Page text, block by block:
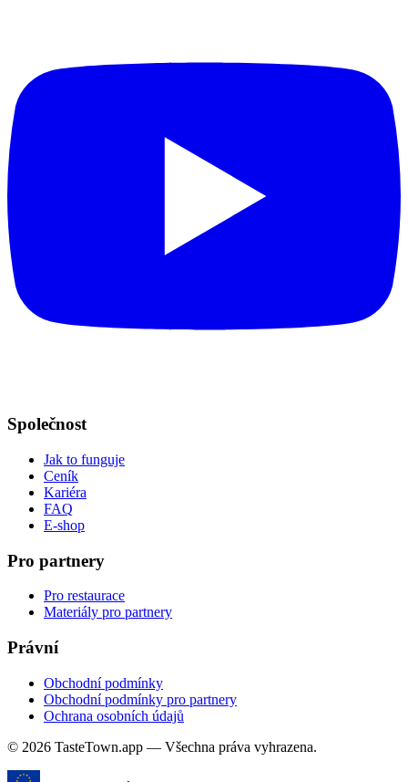
Společnost
Jak to funguje
Ceník
Kariéra
FAQ
E-shop
Pro partnery
Pro restaurace
Materiály pro partnery
Právní
Obchodní podmínky
Obchodní podmínky pro partnery
Ochrana osobních údajů
© 2026 TasteTown.app — Všechna práva vyhrazena.